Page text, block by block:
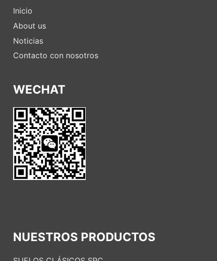
Inicio
About us
Noticias
Contacto con nosotros
WECHAT
NUESTROS PRODUCTOS